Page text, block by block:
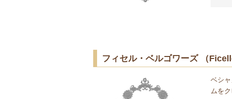
フィセル・ベルゴワーズ （
ベシ
ムを